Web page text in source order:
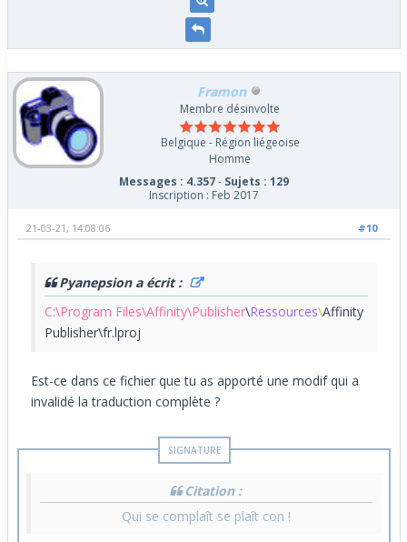
Framon
Membre désinvolte
Belgique - Région liégeoise
Homme
Messages : 4.357- Sujets : 129
Inscription : Feb 2017
#10
21-03-21, 14:08:06
Pyanepsion a écrit :
C:\Program Files\Affinity\Publisher\Ressources\Affinity
Publisher\fr.lproj
Est-ce dans ce fichier que tu as apporté une modif qui a
invalidé la traduction complète ?
Citation :
Qui se complaît se plaît con !